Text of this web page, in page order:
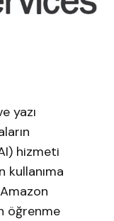
yazı
hizmeti
öğrenme